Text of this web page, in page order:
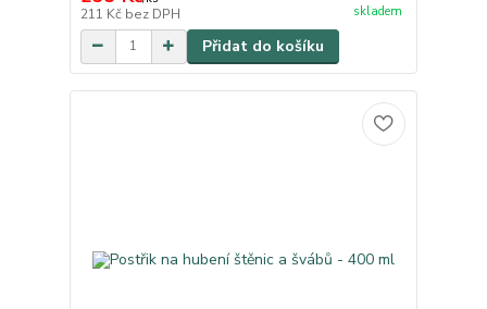
211 Kč bez DPH skladem
Přidat do košíku